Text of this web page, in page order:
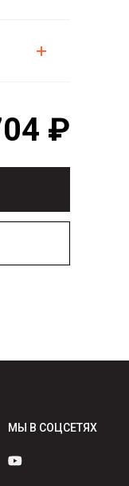
₽
МЫ В СОЦСЕТЯХ